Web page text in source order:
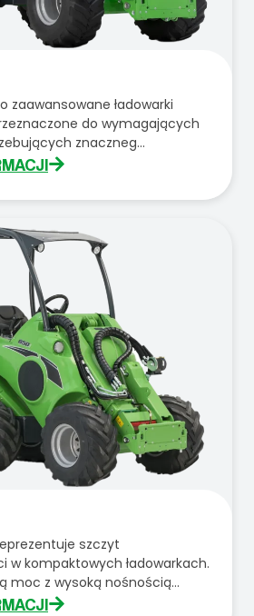
zaawansowane ładowarki
do wymagających
znaczneg...
szczyt
w kompaktowych ładowarkach.
moc z wysoką nośnością...